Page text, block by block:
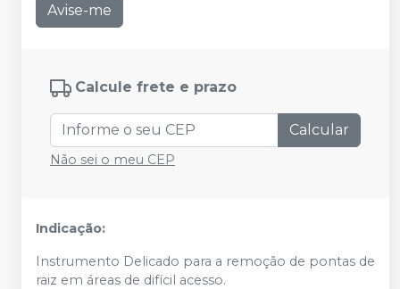
Avise-me
Calcule frete e prazo
Calcular
Não sei o meu CEP
Indicação:
Instrumento Delicado para a remoção de pontas de
raiz em áreas de difícil acesso.